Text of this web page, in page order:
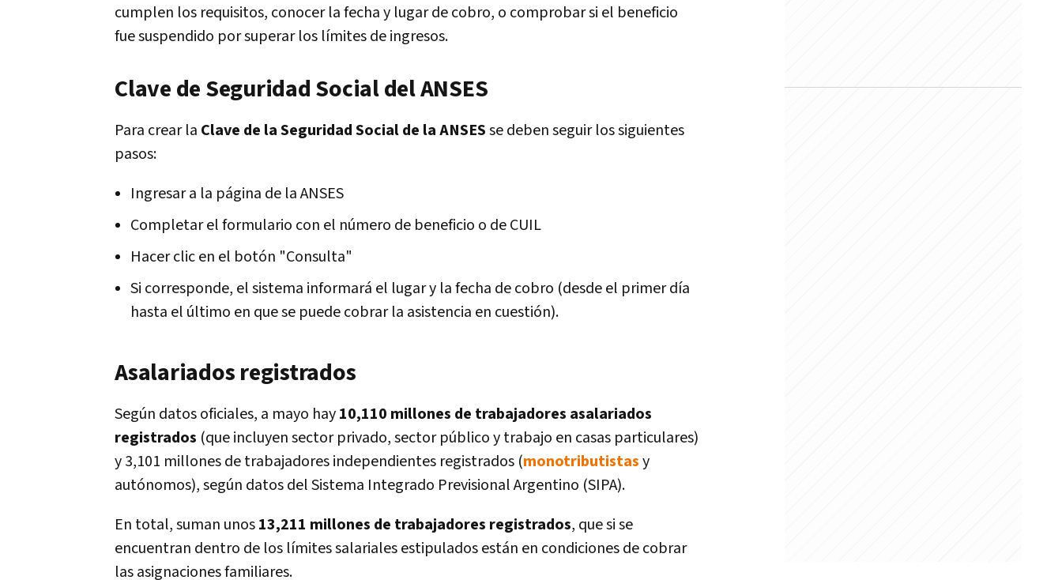
cumplen los requisitos, conocer la fecha y lugar de cobro, o comprobar si el beneficio
fue suspendido por superar los límites de ingresos.
Clave de Seguridad Social del ANSES
Para crear la Clave de la Seguridad Social de la ANSESse deben seguir los siguientes
pasos:
Ingresar a la página de la ANSES
Completar el formulario con el número de beneficio o de CUIL
Hacer clic en el botón "Consulta"
Si corresponde, el sistema informará el lugar y la fecha de cobro (desde el primer día
hasta el último en que se puede cobrar la asistencia en cuestión).
Asalariados registrados
Según datos oficiales, a mayo hay10,110 millones de trabajadores asalariados
registrados (que incluyen sector privado, sector público y trabajo en casas particulares)
y 3,101 millones de trabajadores independientes registrados (monotributistasy
autónomos), según datos del Sistema Integrado Previsional Argentino (SIPA).
En total, suman unos13,211 millones de trabajadores registrados, que si se
encuentran dentro de los límites salariales estipulados están en condiciones de cobrar
las asignaciones familiares.